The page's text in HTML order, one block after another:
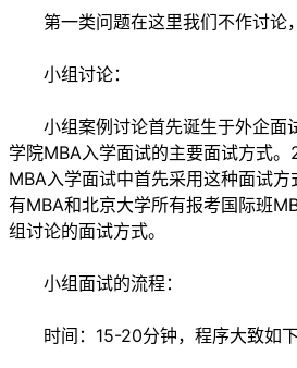
第一类问题在这里我们不作讨论，
小组讨论：
小组案例讨论首先诞生于外企面
学院MBA入学面试的主要面试方式
MBA入学面试中首先采用这种面试
有MBA和北京大学所有报考国际班
组讨论的面试方式。
小组面试的流程：
时间：15-20分钟，程序大致如下